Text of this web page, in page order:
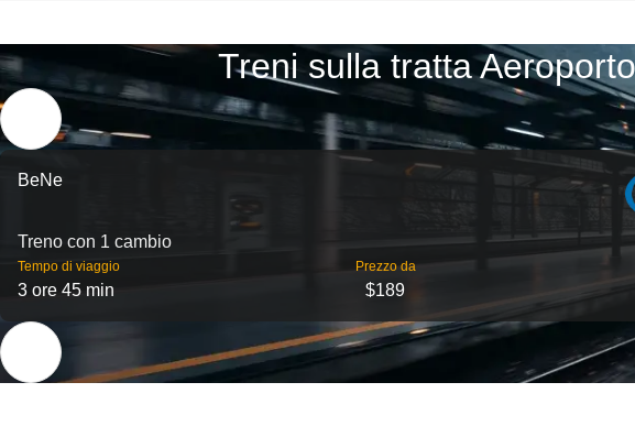
Treni sulla tratta
BeNe
Treno con 1 cambio
Tempo di viaggio
3 ore 45 min
Prezzo da
$189